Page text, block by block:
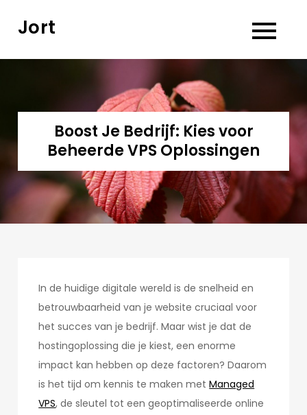
Jort
Boost Je Bedrijf: Kies voor
Beheerde VPS Oplossingen
In de huidige digitale wereld is de snelheid en
betrouwbaarheid van je website cruciaal voor
het succes van je bedrijf. Maar wist je dat de
hostingoplossing die je kiest, een enorme
impact kan hebben op deze factoren? Daarom
is het tijd om kennis te maken metManaged
VPS, de sleutel tot een geoptimaliseerde online